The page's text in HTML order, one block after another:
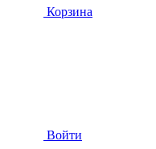
Корзина
Войти